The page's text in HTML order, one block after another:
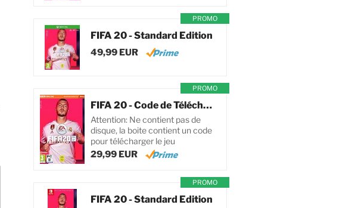
PROMO
FIFA 20 - Standard Edition
49,99 EUR
PROMO
FIFA 20 - Code de Téléchargement pour PC
Attention: Ne contient pas de
disque, la boite contient un code
pour télécharger le jeu
29,99 EUR
PROMO
FIFA 20 - Standard Edition